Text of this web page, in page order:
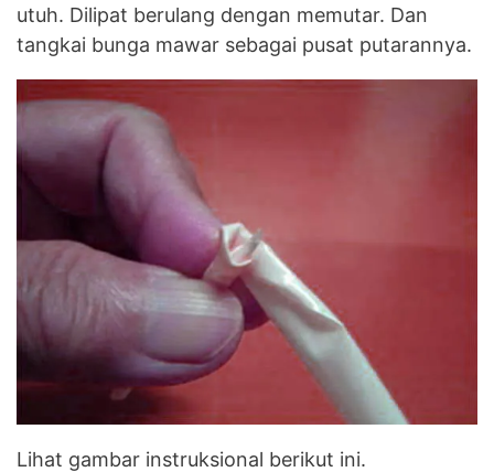
utuh. Dilipat berulang dengan memutar. Dan
tangkai bunga mawar sebagai pusat putarannya.
Lihat gambar instruksional berikut ini.